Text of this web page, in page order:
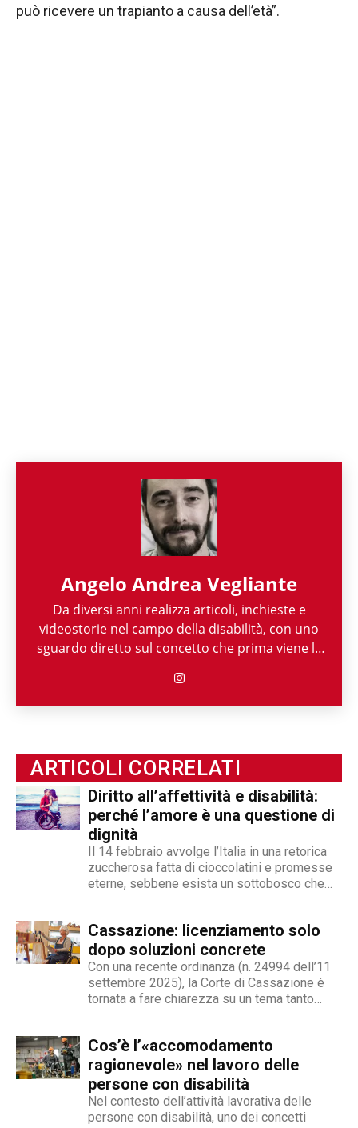
può ricevere un trapianto a causa dell’età”.
Angelo Andrea Vegliante
Da diversi anni realizza articoli, inchieste e
videostorie nel campo della disabilità, con uno
sguardo diretto sul concetto che prima viene la
esperienza nel mondo associazionistico italiano
e internazionale, Angelo Andrea Vegliante ha
permettono di spaziare tra giornalismo,
videogiornalismo e speakeraggio radiofonico. La
sua impronta stilistica è da sempre al servizio
dei temi sociali: si fa portavoce delle fasce più
deboli della società, spinto dall'irrefrenabile
curiosità. L’immancabile sete di verità lo
contraddistingue per la dedizione al fact
ARTICOLI CORRELATI
Diritto all’affettività e disabilità:
perché l’amore è una questione di
dignità
Il 14 febbraio avvolge l’Italia in una retorica
zuccherosa fatta di cioccolatini e promesse
eterne, sebbene esista un sottobosco che
un’opzione commerciale né un dato di di fatto,
ma...
Cassazione: licenziamento solo
dopo soluzioni concrete
Con una recente ordinanza (n. 24994 dell’11
settembre 2025), la Corte di Cassazione è
tornata a fare chiarezza su un tema tanto
che, a causa di una sopraggiunta disabilità,
non è più...
Cos’è l’«accomodamento
ragionevole» nel lavoro delle
persone con disabilità
Nel contesto dell’attività lavorativa delle
persone con disabilità, uno dei concetti